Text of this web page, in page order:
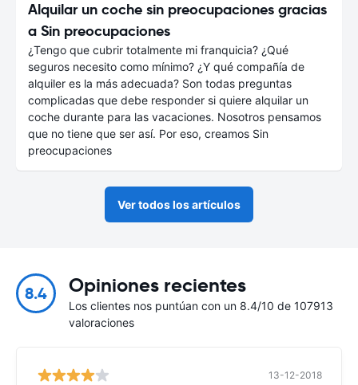
Alquilar un coche sin preocupaciones gracias
a Sin preocupaciones
¿Tengo que cubrir totalmente mi franquicia? ¿Qué
seguros necesito como mínimo? ¿Y qué compañía de
alquiler es la más adecuada? Son todas preguntas
complicadas que debe responder si quiere alquilar un
coche durante para las vacaciones. Nosotros pensamos
que no tiene que ser así. Por eso, creamos Sin
preocupaciones
Ver todos los artículos
8.4 Opiniones recientes
Los clientes nos puntúan con un 8.4/10 de 107913
valoraciones
13-12-2018